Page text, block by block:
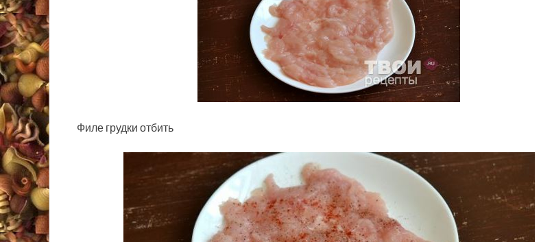
Филе грудки отбить